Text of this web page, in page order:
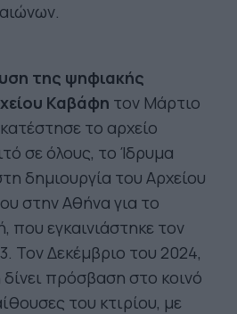
της ψηφιακής
Καβάφη τον Μάρτιο
το αρχείο
σε όλους, το Ίδρυμα
δημιουργία του Αρχείου
στην Αθήνα για το
που εγκαινιάστηκε τον
Τον Δεκέμβριο του 2024,
πρόσβαση στο κοινό
του κτιρίου, με